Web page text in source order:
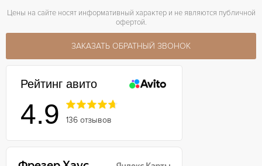
Цены на сайте носят информативный характер и не являются публичной
офертой.
ЗАКАЗАТЬ ОБРАТНЫЙ ЗВОНОК
Рейтинг авито
4.9 136 отзывов